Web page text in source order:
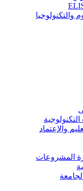
والتكنولوجيا
والإعتماد
المشروعات